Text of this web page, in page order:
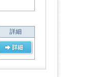
詳細